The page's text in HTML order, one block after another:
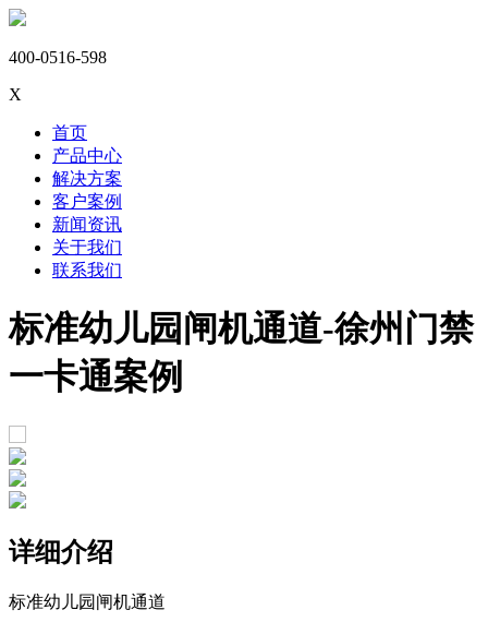
400-0516-598
X
首页
产品中心
解决方案
客户案例
新闻资讯
关于我们
联系我们
标准幼儿园闸机通道-徐州门禁
一卡通案例
详细介绍
标准幼儿园闸机通道